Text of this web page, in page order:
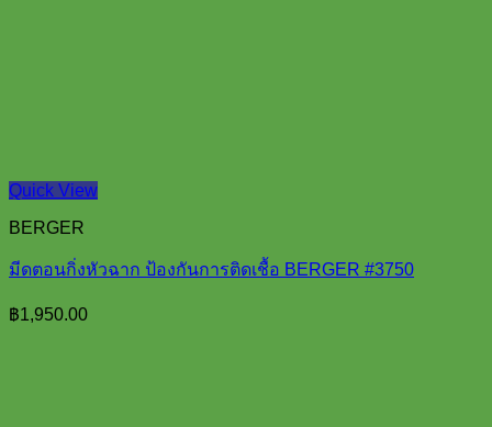
Quick View
BERGER
มีดตอนกิ่งหัวฉาก ป้องกันการติดเชื้อ BERGER #3750
฿1,950.00